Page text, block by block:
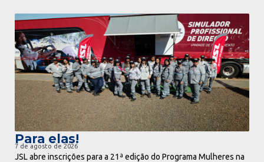
ir para notícia
Para elas!
7 de agosto de 2026
JSL abre inscrições para a 21ª edição do Programa Mulheres na